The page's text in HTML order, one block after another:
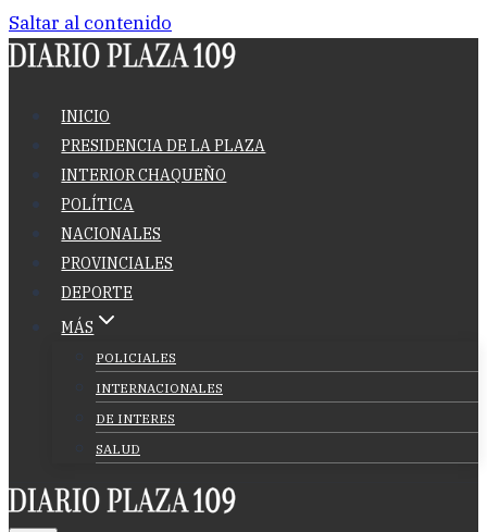
Saltar al contenido
INICIO
PRESIDENCIA DE LA PLAZA
INTERIOR CHAQUEÑO
POLÍTICA
NACIONALES
PROVINCIALES
DEPORTE
MÁS
POLICIALES
INTERNACIONALES
DE INTERES
SALUD